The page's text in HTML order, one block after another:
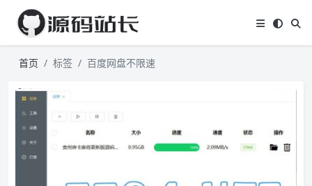
首页 标签 百度网盘不限速